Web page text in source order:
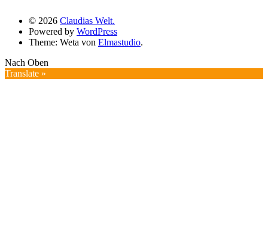
© 2026 Claudias Welt.
Powered by WordPress
Theme: Weta von Elmastudio.
Nach Oben
Translate »